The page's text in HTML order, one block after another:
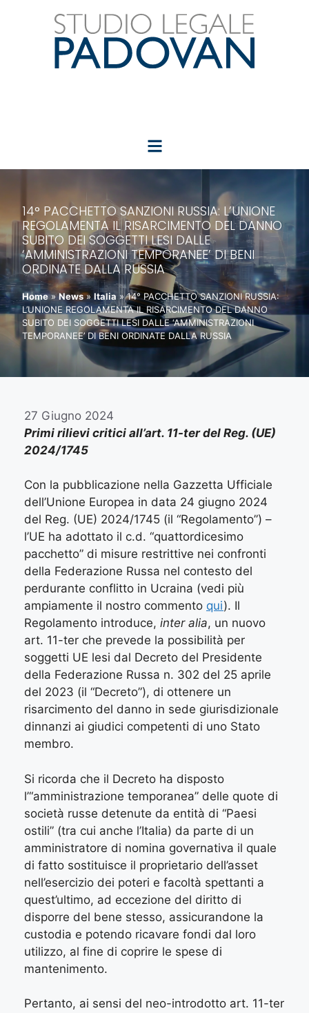
14° PACCHETTO SANZIONI RUSSIA: L’UNIONE
REGOLAMENTA IL RISARCIMENTO DEL DANNO
SUBITO DEI SOGGETTI LESI DALLE
‘AMMINISTRAZIONI TEMPORANEE’ DI BENI
ORDINATE DALLA RUSSIA
Home » News » Italia » 14° PACCHETTO SANZIONI RUSSIA:
L’UNIONE REGOLAMENTA IL RISARCIMENTO DEL DANNO
SUBITO DEI SOGGETTI LESI DALLE ‘AMMINISTRAZIONI
TEMPORANEE’ DI BENI ORDINATE DALLA RUSSIA
27 Giugno 2024
Primi rilievi critici all’art. 11-ter del Reg. (UE)
2024/1745
Con la pubblicazione nella Gazzetta Ufficiale
dell’Unione Europea in data 24 giugno 2024
del Reg. (UE) 2024/1745 (il “Regolamento”) –
l’UE ha adottato il c.d. “quattordicesimo
pacchetto” di misure restrittive nei confronti
della Federazione Russa nel contesto del
perdurante conflitto in Ucraina (vedi più
ampiamente il nostro commento qui). Il
Regolamento introduce, inter alia, un nuovo
art. 11-ter che prevede la possibilità per
soggetti UE lesi dal Decreto del Presidente
della Federazione Russa n. 302 del 25 aprile
del 2023 (il “Decreto”), di ottenere un
risarcimento del danno in sede giurisdizionale
dinnanzi ai giudici competenti di uno Stato
membro.
Si ricorda che il Decreto ha disposto
l’“amministrazione temporanea” delle quote di
società russe detenute da entità di “Paesi
ostili” (tra cui anche l’Italia) da parte di un
amministratore di nomina governativa il quale
di fatto sostituisce il proprietario dell’asset
nell’esercizio dei poteri e facoltà spettanti a
quest’ultimo, ad eccezione del diritto di
disporre del bene stesso, assicurandone la
custodia e potendo ricavare fondi dal loro
utilizzo, al fine di coprire le spese di
mantenimento.
Pertanto, ai sensi del neo-introdotto art. 11-ter